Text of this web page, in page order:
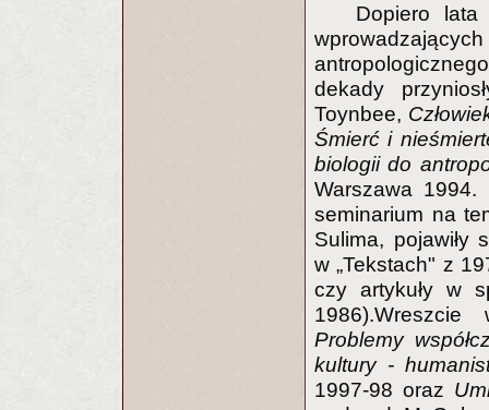
Dopiero
dekady
Toynbee,
Śmierć i
biologii do
Warszawa
seminarium na
Sulima, pojawiły
w „Tekstach" z
czy artykuły w
Problemy
kultury -
1997-98 oraz